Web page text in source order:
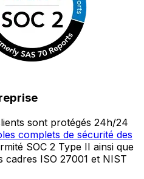
sont protégés 24h/24
complets de sécurité des
SOC 2 Type II ainsi que
cadres ISO 27001 et NIST